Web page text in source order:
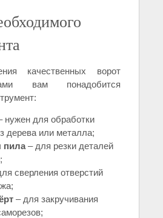
качественных ворот
вам понадобится
нужен для обработки
дерева или металла;
пила– для резки деталей
сверления отверстий
– для закручивания